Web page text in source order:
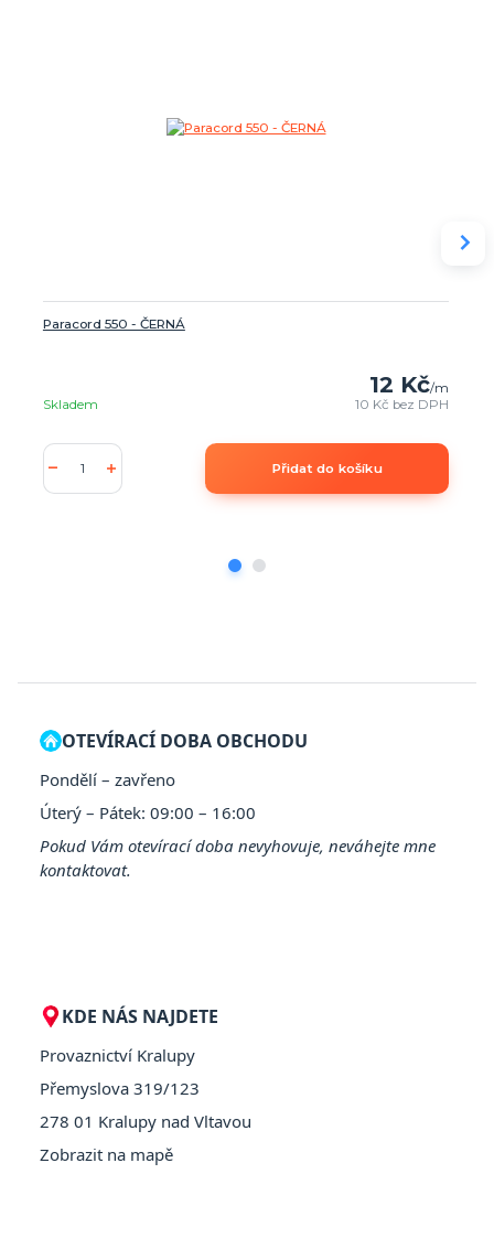
Paracord 550 - ČERNÁ
12 Kč/m
10 Kč bez DPH
Skladem
Přidat do košíku
OTEVÍRACÍ DOBA OBCHODU
Pondělí – zavřeno
Úterý – Pátek: 09:00 – 16:00
Pokud Vám otevírací doba nevyhovuje, neváhejte mne
kontaktovat.
KDE NÁS NAJDETE
Provaznictví Kralupy
Přemyslova 319/123
278 01 Kralupy nad Vltavou
Zobrazit na mapě